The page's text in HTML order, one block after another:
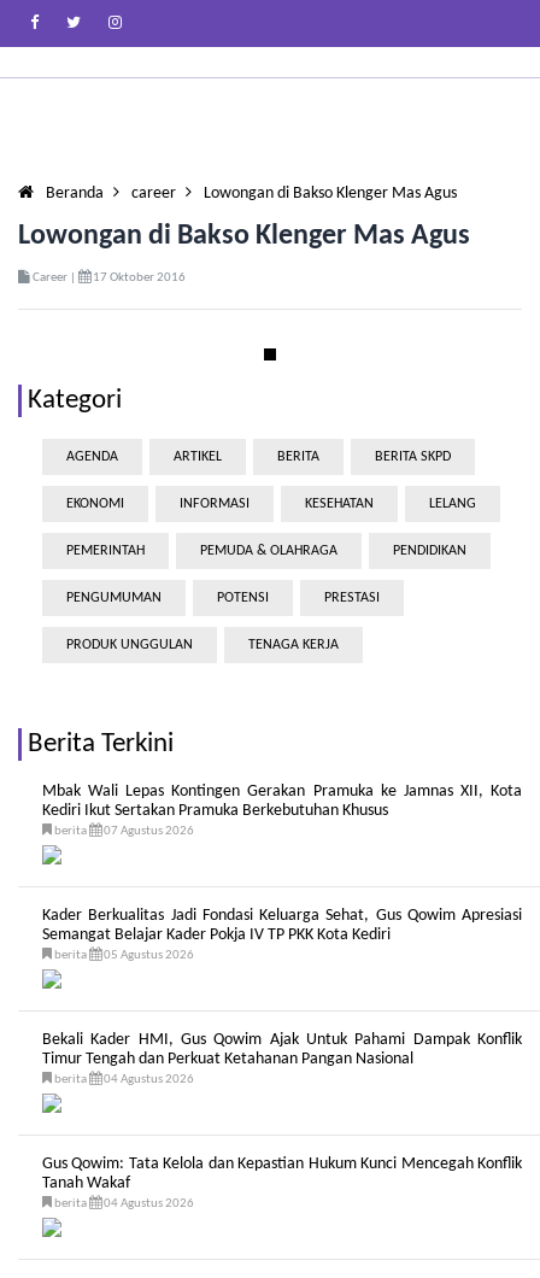
Beranda career Lowongan di Bakso Klenger Mas Agus
Lowongan di Bakso Klenger Mas Agus
Career | 17 Oktober 2016
Kategori
AGENDA ARTIKEL BERITA BERITA SKPD
EKONOMI INFORMASI KESEHATAN LELANG
PEMERINTAH PEMUDA & OLAHRAGA PENDIDIKAN
PENGUMUMAN POTENSI PRESTASI
PRODUK UNGGULAN TENAGA KERJA
Berita Terkini
Mbak Wali Lepas Kontingen Gerakan Pramuka ke Jamnas XII, Kota
Kediri Ikut Sertakan Pramuka Berkebutuhan Khusus
berita 07 Agustus 2026
Kader Berkualitas Jadi Fondasi Keluarga Sehat, Gus Qowim Apresiasi
Semangat Belajar Kader Pokja IV TP PKK Kota Kediri
berita 05 Agustus 2026
Bekali Kader HMI, Gus Qowim Ajak Untuk Pahami Dampak Konflik
Timur Tengah dan Perkuat Ketahanan Pangan Nasional
berita 04 Agustus 2026
Gus Qowim: Tata Kelola dan Kepastian Hukum Kunci Mencegah Konflik
Tanah Wakaf
berita 04 Agustus 2026